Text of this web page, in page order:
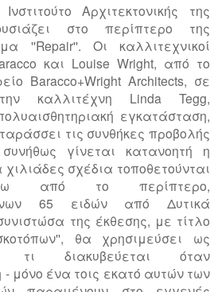
Αρχιτεκτονικής της
στο περίπτερο της
''Repair''. Oι καλλιτεχνικοί
και Louise Wright, από το
Baracco+Wright Architects, σε
καλλιτέχνη Linda Tegg,
εγκατάσταση,
τις συνθήκες προβολής
γίνεται κατανοητή η
σχέδια τοποθετούνται
από το περίπτερο,
65 ειδών από Δυτικά
της έκθεσης, με τίτλο
θα χρησιμεύσει ως
τι διακυβεύεται όταν
μόνο ένα τοις εκατό αυτών των